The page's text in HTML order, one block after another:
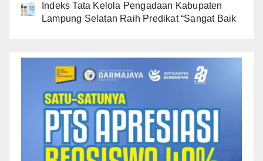
Indeks Tata Kelola Pengadaan Kabupaten
Lampung Selatan Raih Predikat “Sangat Baik